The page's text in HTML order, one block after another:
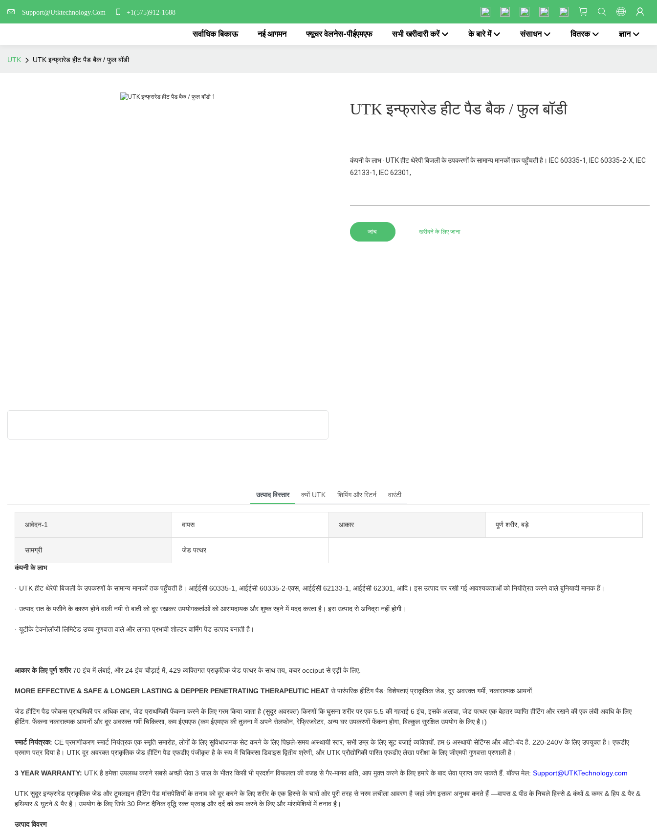
Support@Utktechnology.Com +1(575)912-1688
सर्वाधिक बिकाऊ नई आगमन फ्यूचर वेलनेस-पीईएमएफ सभी खरीदारी करें के बारे में संसाधन वितरक ज्ञान
UTK UTK इन्फ्रारेड हीट पैड बैक / फुल बॉडी
UTK इन्फ्रारेड हीट पैड बैक / फुल बॉडी
कंपनी के लाभ · UTK हीट थेरेपी बिजली के उपकरणों के सामान्य मानकों तक पहुँचती है। IEC 60335-1, IEC 60335-2-X, IEC
62133-1, IEC 62301,
जांच खरीदने के लिए जाना
उत्पाद विस्तार क्यों UTK शिपिंग और रिटर्न वारंटी
आवेदन-1 वापस आकार पूर्ण शरीर, बड़े
सामग्री जेड पत्थर
कंपनी के लाभ
· UTK हीट थेरेपी बिजली के उपकरणों के सामान्य मानकों तक पहुँचती है। आईईसी 60335-1, आईईसी 60335-2-एक्स, आईईसी 62133-1, आईईसी 62301, आदि। इस उत्पाद पर रखी गई आवश्यकताओं को नियंत्रित करने वाले बुनियादी मानक हैं।
· उत्पाद रात के पसीने के कारण होने वाली नमी से बाती को दूर रखकर उपयोगकर्ताओं को आरामदायक और शुष्क रहने में मदद करता है। इस उत्पाद से अनिद्रा नहीं होगी।
· यूटीके टेक्नोलॉजी लिमिटेड उच्च गुणवत्ता वाले और लागत प्रभावी शोल्डर वार्मिंग पैड उत्पाद बनाती है।
आकार के लिए पूर्ण शरीर70 इंच में लंबाई, और 24 इंच चौड़ाई में, 429 व्यक्तिगत प्राकृतिक जेड पत्थर के साथ तय, कवर occiput से एड़ी के लिए.
MORE EFFECTIVE & SAFE & LONGER LASTING & DEPPER PENETRATING THERAPEUTIC HEAT से पारंपरिक हीटिंग पैड: विशेषताएं प्राकृतिक जेड, दूर अवरक्त गर्मी, नकारात्मक आयनों.
जेड हीटिंग पैड फोकस प्राथमिकी पर अधिक लाभ, जेड प्राथमिकी फेंकना करने के लिए गरम किया जाता है (सुदूर अवरक्त) किरणों कि घुसना शरीर पर एक 5.5 की गहराई 6 इंच, इसके अलावा, जेड पत्थर एक बेहतर व्याप्ति हीटिंग और रखने की एक लंबी अवधि के लिए
हीटिंग. फेंकना नकारात्मक आयनों और दूर अवरक्त गर्मी चिकित्सा, कम ईएमएफ (कम ईएमएफ की तुलना में अपने सेलफोन, रेफ्रिजरेटर, अन्य घर उपकरणों फेंकना होगा, बिल्कुल सुरक्षित उपयोग के लिए है।)
स्मार्ट नियंत्रक: CE प्रमाणीकरण स्मार्ट नियंत्रक एक स्मृति समारोह, लोगों के लिए सुविधाजनक सेट करने के लिए पिछले-समय अस्थायी स्तर, सभी उम्र के लिए सूट बजाई व्यक्तियों. हम 6 अस्थायी सेटिंग्स और ऑटो-बंद है. 220-240V के लिए उपयुक्त है। एफडीए
प्रमाण पत्र दिया है। UTK दूर अवरक्त प्राकृतिक जेड हीटिंग पैड एफडीए पंजीकृत है के रूप में चिकित्सा डिवाइस द्वितीय श्रेणी, और UTK प्रौद्योगिकी पारित एफडीए लेखा परीक्षा के लिए जीएमपी गुणवत्ता प्रणाली है।
3 YEAR WARRANTY: UTK है हमेशा उपलब्ध कराने सबसे अच्छी सेवा 3 साल के भीतर किसी भी प्रदर्शन विफलता की वजह से गैर-मानव क्षति, आप मुक्त करने के लिए हमारे के बाद सेवा प्राप्त कर सकते हैं. बॉक्स मेल: Support@UTKTechnology.com
UTK सुदूर इन्फ्रारेड प्राकृतिक जेड और टूमलाइन हीटिंग पैड मांसपेशियों के तनाव को दूर करने के लिए शरीर के एक हिस्से के चारों ओर पूरी तरह से नरम लचीला आवरण है जहां लोग इसका अनुभव करते हैं —वापस & पीठ के निचले हिस्से & कंधों & कमर & हिप & पैर &
हथियार & घुटने & पैर है। उपयोग के लिए सिर्फ 30 मिनट दैनिक वृद्धि रक्त प्रवाह और दर्द को कम करने के लिए और मांसपेशियों में तनाव है।
उत्पाद विवरण